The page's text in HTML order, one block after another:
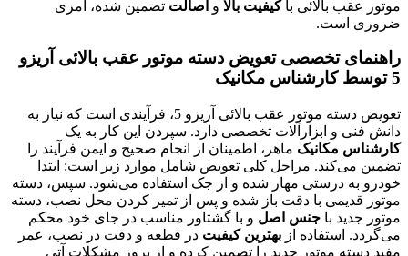
موتور عقب بالائی باکیفیت بالا و اصالت تضمین شده، امری
ضروری است.
راهنمای تخصصی تعویض دسته موتور عقب بالائی آریزو
5 توسط کارشناس مکانیک
تعویض دسته موتور عقب بالائی آریزو 5، فرآیندی است که نیاز به
دانش فنی و ابزارآلات تخصصی دارد. سپردن این کار به یک
کارشناس مکانیک ماهر، اطمینان از انجام صحیح و ایمن فرآیند را
تضمین می‌کند. مراحل کلی تعویض شامل موارد زیر است: ابتدا
خودرو به درستی مهار شده و از جک استفاده می‌شود. سپس، دسته
موتور قدیمی با دقت باز شده و پس از تمیز کردن محل نصب، دسته
موتور جدید با جنس اصل و با گشتاور مناسب در جای خود محکم
می‌گردد. استفاده از بهترین کیفیت در قطعه و دقت در نصب، عمر
مفید دسته موتور جدید را تضمین کرده و از بروز مشکلات آتی